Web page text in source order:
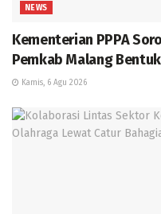
NEWS
Kementerian PPPA
Pemkab Malang
Kamis, 6 Agu 2026